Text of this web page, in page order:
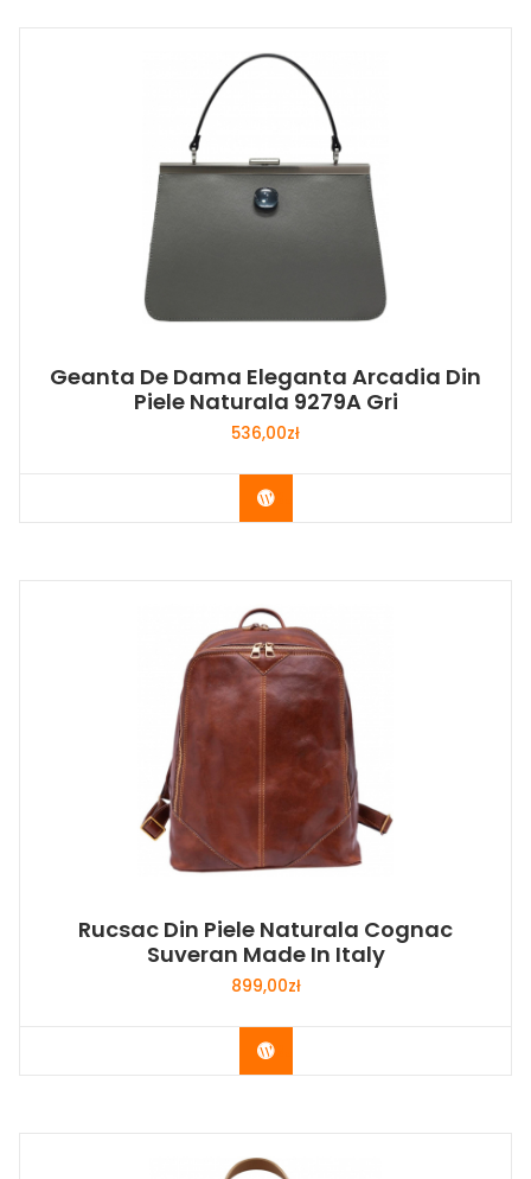
Geanta De Dama Eleganta Arcadia Din
Piele Naturala 9279A Gri
536,00zł
Buy Now
Rucsac Din Piele Naturala Cognac
Suveran Made In Italy
899,00zł
Buy Now